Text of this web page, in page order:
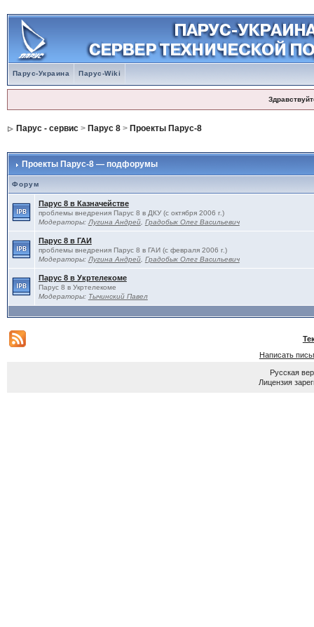
Парус-Украина Парус-Wiki
Парус - сервис> Парус 8> Проекты Паруc-8
Проекты Паруc-8 — подфорумы
Форум
Парус 8 в Казначействе
проблемы внедрения Парус 8 в ДКУ (с октября 2006 г.)
Модераторы: Лугина Андрей, Градобык Олег Васильевич
Парус 8 в ГАИ
проблемы внедрения Парус 8 в ГАИ (с февраля 2006 г.)
Модераторы: Лугина Андрей, Градобык Олег Васильевич
Парус 8 в Укртелекоме
Парус 8 в Укртелекоме
Модераторы: Тычинский Павел
Написать
Русская
Лицензия